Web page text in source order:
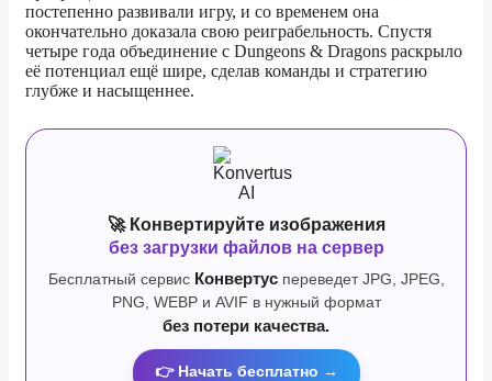
постепенно развивали игру, и со временем она
окончательно доказала свою реиграбельность. Спустя
четыре года объединение с Dungeons & Dragons раскрыло
её потенциал ещё шире, сделав команды и стратегию
глубже и насыщеннее.
🚀 Конвертируйте изображения
без загрузки файлов на сервер
Бесплатный сервис Конвертуспереведет JPG, JPEG,
PNG, WEBP и AVIF в нужный формат
без потери качества.
👉 Начать бесплатно →